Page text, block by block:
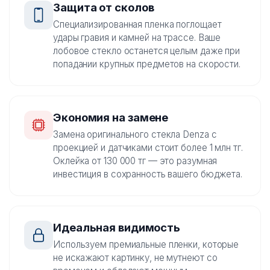
Защита от сколов
Специализированная пленка поглощает
удары гравия и камней на трассе. Ваше
лобовое стекло останется целым даже при
попадании крупных предметов на скорости.
Экономия на замене
Замена оригинального стекла Denza с
проекцией и датчиками стоит более 1 млн тг.
Оклейка от 130 000 тг — это разумная
инвестиция в сохранность вашего бюджета.
Идеальная видимость
Используем премиальные пленки, которые
не искажают картинку, не мутнеют со